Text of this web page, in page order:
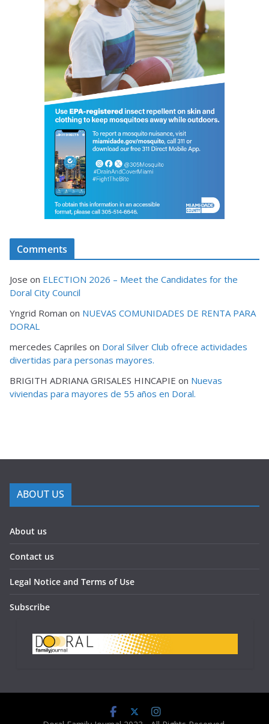
Comments
Jose on ELECTION 2026 – Meet the Candidates for the
Doral City Council
Yngrid Roman on NUEVAS COMUNIDADES DE RENTA PARA
DORAL
mercedes Capriles on Doral Silver Club ofrece actividades
divertidas para personas mayores.
BRIGITH ADRIANA GRISALES HINCAPIE on Nuevas
viviendas para mayores de 55 años en Doral.
ABOUT US
About us
Contact us
Legal Notice and Terms of Use
Subscribe